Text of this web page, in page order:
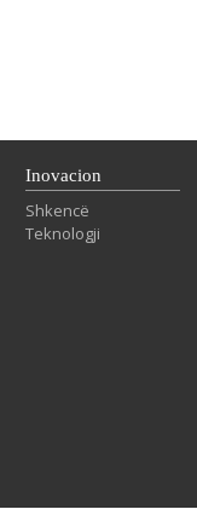
Inovacion
Shkencë
Teknologji